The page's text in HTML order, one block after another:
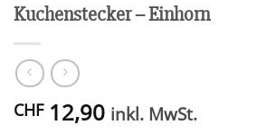
Kuchenstecker – Einhorn
CHF12,90 inkl. MwSt.